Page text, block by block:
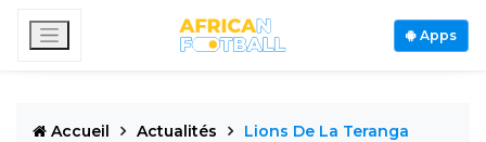
Apps
Accueil Actualités Lions De La Teranga